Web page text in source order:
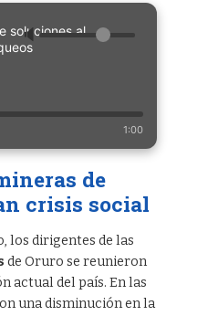
soluciones al
🔈
1:00
de
crisis social
los dirigentes de las
de Oruro se reunieron
actual del país. En las
una disminución en la